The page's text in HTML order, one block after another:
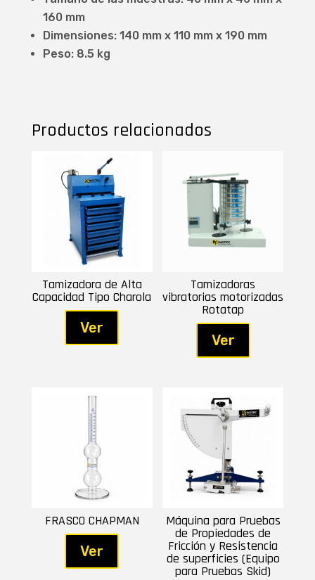
160 mm
Dimensiones: 140 mm x 110 mm x 190 mm
Peso: 8.5 kg
Productos relacionados
Tamizadora de Alta
Capacidad Tipo Charola
Ver
Tamizadoras
vibratorias motorizadas
Rotatap
Ver
FRASCO CHAPMAN
Ver
Máquina para Pruebas
de Propiedades de
Fricción y Resistencia
de superficies (Equipo
para Pruebas Skid)